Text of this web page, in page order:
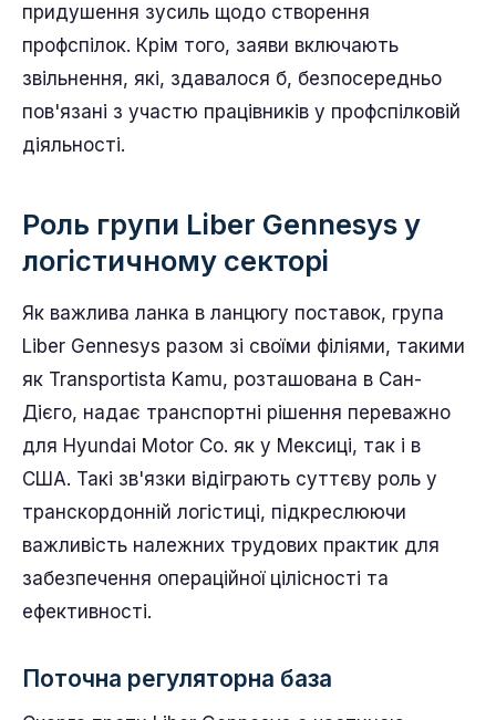
придушення зусиль щодо створення
профспілок. Крім того, заяви включають
звільнення, які, здавалося б, безпосередньо
пов'язані з участю працівників у профспілковій
діяльності.
Роль групи Liber Gennesys у
логістичному секторі
Як важлива ланка в ланцюгу поставок, група
Liber Gennesys разом зі своїми філіями, такими
як Transportista Kamu, розташована в Сан-
Дієго, надає транспортні рішення переважно
для Hyundai Motor Co. як у Мексиці, так і в
США. Такі зв'язки відіграють суттєву роль у
транскордонній логістиці, підкреслюючи
важливість належних трудових практик для
забезпечення операційної цілісності та
ефективності.
Поточна регуляторна база